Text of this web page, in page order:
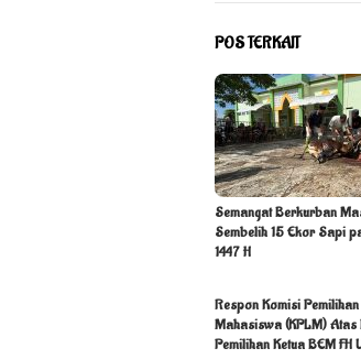
POS TERKAIT
Semangat Berkurban
Sembelih 15 Ekor Sapi
1447 H
Respon Komisi
Mahasiswa (KPLM) Atas
Pemilihan Ketua BEM FH